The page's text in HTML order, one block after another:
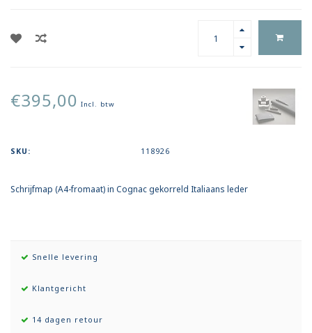
€395,00 Incl. btw
SKU: 118926
Schrijfmap (A4-fromaat) in Cognac gekorreld Italiaans leder
Snelle levering
Klantgericht
14 dagen retour